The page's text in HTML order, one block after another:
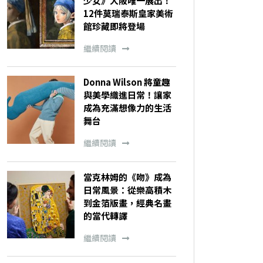
12件莫瑞泰斯皇家美術
館珍藏即將登場
繼續閱讀
Donna Wilson 將童趣
與美學織進日常！讓家
成為充滿想像力的生活
舞台
繼續閱讀
當克林姆的《吻》成為
日常風景：從樂高積木
到金箔版畫，經典名畫
的當代轉譯
繼續閱讀